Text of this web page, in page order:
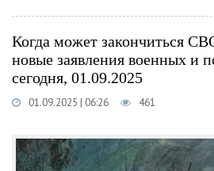
Когда может закончиться
новые заявления военных и
сегодня, 01.09.2025
01.09.2025 | 06:26 461